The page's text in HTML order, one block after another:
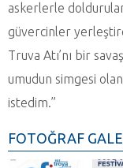
askerlerle
güvercinler
Truva Atı’nı bir
umudun simgesi
istedim.”
FOTOĞRAF